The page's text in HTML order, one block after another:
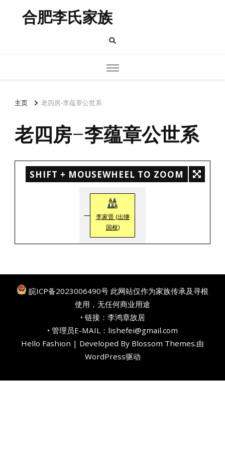
合肥李氏家族
主页 老四房-李蕴章公世系
老四房-李蕴章公世系
SHIFT + MOUSEWHEEL TO ZOOM
李家晋 (出继
国枢)
皖ICP备2023006490号 此网站仅作为家族传承及寻根
使用，无任何商业用途
• 链接： 李鸿章故居
• 管理员E-MAIL：lishefei@gmail.com
Hello Fashion | Developed By Blossom Themes.由
WordPress驱动